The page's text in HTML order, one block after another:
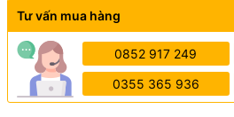
Tư vấn mua hàng
0852 917 249
0355 365 936